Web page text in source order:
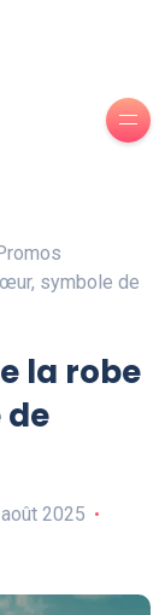
symbole de
la robe
2025